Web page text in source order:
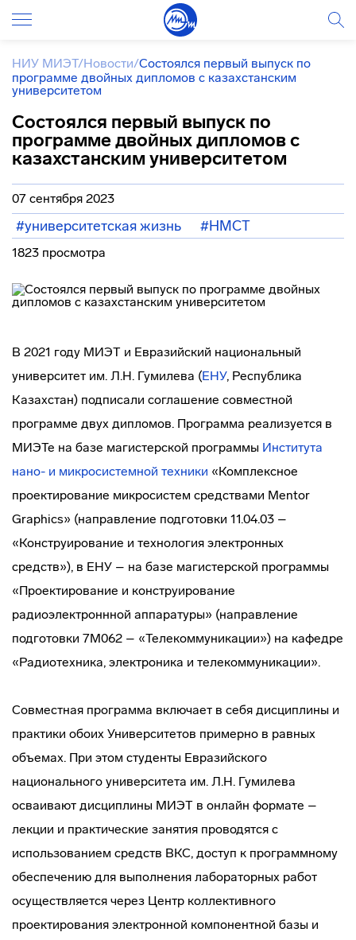
НИУ МИЭТ/Новости/Состоялся первый выпуск по
программе двойных дипломов с казахстанским
университетом
Состоялся первый выпуск по
программе двойных дипломов с
казахстанским университетом
07 сентября 2023
#университетская жизнь #НМСТ
1823 просмотра
В 2021 году МИЭТ и Евразийский национальный
университет им. Л.Н. Гумилева (ЕНУ, Республика
Казахстан) подписали соглашение совместной
программе двух дипломов. Программа реализуется в
МИЭТе на базе магистерской программы Института
нано- и микросистемной техники «Комплексное
проектирование микросистем средствами Mentor
Graphics» (направление подготовки 11.04.03 –
«Конструирование и технология электронных
средств»), в ЕНУ – на базе магистерской программы
«Проектирование и конструирование
радиоэлектроннной аппаратуры» (направление
подготовки 7М062 – «Телекоммуникации») на кафедре
«Радиотехника, электроника и телекоммуникации».
Совместная программа включает в себя дисциплины и
практики обоих Университетов примерно в равных
объемах. При этом студенты Евразийского
национального университета им. Л.Н. Гумилева
осваивают дисциплины МИЭТ в онлайн формате –
лекции и практические занятия проводятся с
использованием средств ВКС, доступ к программному
обеспечению для выполнения лабораторных работ
осуществляется через Центр коллективного
проектирования электронной компонентной базы и